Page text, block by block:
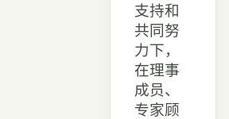
支持和
共同努
力下，
在理事
成员、
专家顾